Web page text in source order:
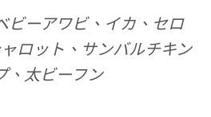
ビーアワビ、イカ、セロ
ロット、サンバルチキン
、太ビーフン